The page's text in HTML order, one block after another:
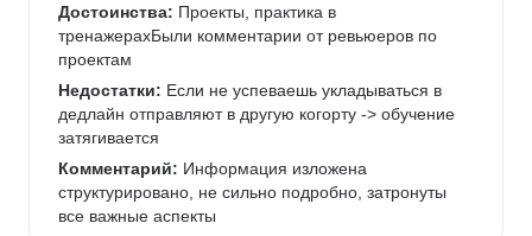
делать проекты)В остальном не вижу минусов
Комментарий: Относитесь ответственно, как к
учебе, а не как к очередному курсу. Материала
достаточно, ни в коем случае не откладывать, а то
отстанете. Впрочем есть возможность уйти в отпуск
Достоинства: Проекты, практика в
тренажерахБыли комментарии от ревьюеров по
проектам
Недостатки: Если не успеваешь укладываться в
дедлайн отправляют в другую когорту -> обучение
затягивается
Комментарий: Информация изложена
структурировано, не сильно подробно, затронуты
все важные аспекты